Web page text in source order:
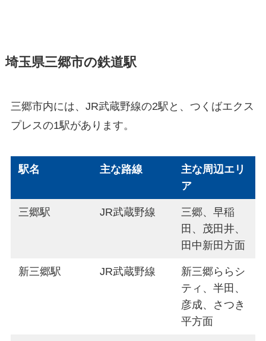
埼玉県三郷市の鉄道駅
三郷市内には、JR武蔵野線の2駅と、つくばエクス
プレスの1駅があります。
駅名 主な路線
主な周辺エリ
ア
三郷駅 JR武蔵野線
三郷、早稲
田、茂田井、
田中新田方面
新三郷駅 JR武蔵野線
新三郷ららシ
ティ、半田、
彦成、さつき
平方面